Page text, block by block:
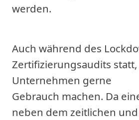
werden.
Auch während des
Zertifizierungsaudits
Unternehmen gerne
Gebrauch machen. Da
neben dem zeitlichen